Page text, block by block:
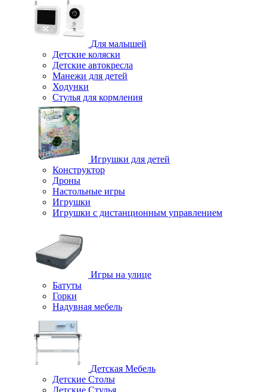
Для малышей
Детские коляски
Детские автокресла
Манежи для детей
Ходунки
Стулья для кормления
Игрушки для детей
Конструктор
Дроны
Настольные игры
Игрушки
Игрушки c дистанционным управлением
Игры на улице
Батуты
Горки
Надувная мебель
Детская Мебель
Детские Столы
Детские Стулья